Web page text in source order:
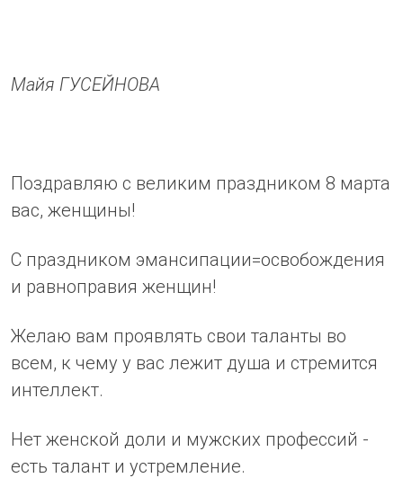
Майя ГУСЕЙНОВА
Поздравляю с великим праздником 8 марта
вас, женщины!
С праздником эмансипации=освобождения
и равноправия женщин!
Желаю вам проявлять свои таланты во
всем, к чему у вас лежит душа и стремится
интеллект.
Нет женской доли и мужских профессий -
есть талант и устремление.